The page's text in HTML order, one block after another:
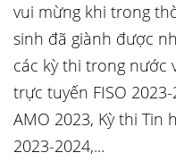
vui mừng khi trong
sinh đã giành được
các kỳ thi trong nước
trực tuyến FISO
AMO 2023, Kỳ thi
2023-2024,...